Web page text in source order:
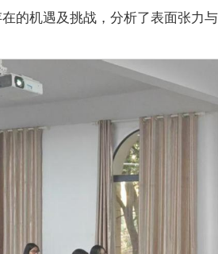
的机遇及挑战，分析了表面张力